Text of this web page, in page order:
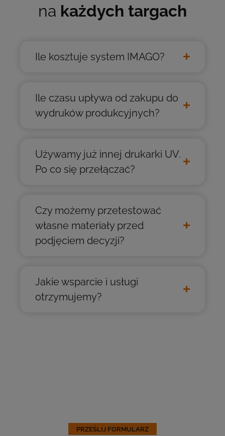
na każdych targach
Ile kosztuje system IMAGO?
Ile czasu upływa od zakupu do
wydruków produkcyjnych?
Używamy już innej drukarki UV.
Po co się przełączać?
Czy możemy przetestować
własne materiały przed
podjęciem decyzji?
Jakie wsparcie i usługi
otrzymujemy?
PRZEŚLIJ FORMULARZ